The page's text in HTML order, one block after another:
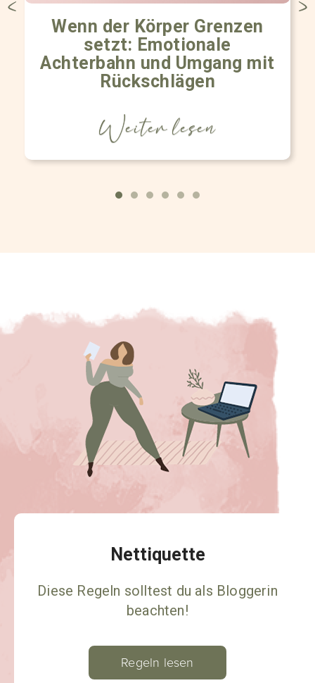
Wenn der Körper Grenzen
setzt: Emotionale
Achterbahn und Umgang mit
Rückschlägen
Weiter lesen
Nettiquette
Diese Regeln solltest du als Bloggerin
beachten!
Regeln lesen